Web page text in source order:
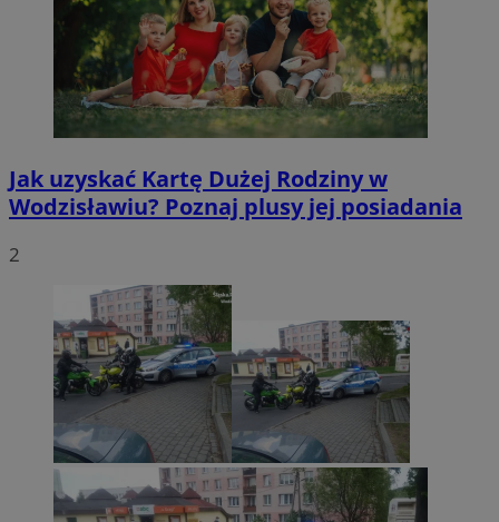
Jak uzyskać Kartę Dużej Rodziny w
Wodzisławiu? Poznaj plusy jej posiadania
2